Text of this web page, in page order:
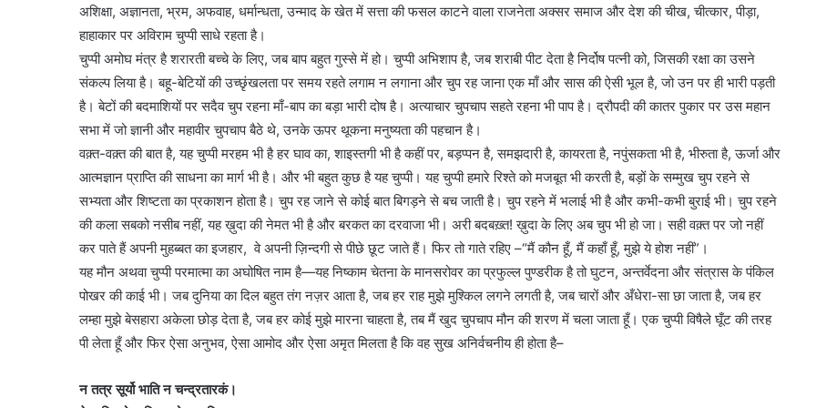
अशिक्षा, अज्ञानता, भ्रम, अफवाह, धर्मान्धता, उन्माद के खेत में सत्ता की फसल काटने वाला राजनेता अक्सर समाज और देश की चीख, चीत्कार, पीड़ा,
हाहाकार पर अविराम चुप्पी साधे रहता है।
चुप्पी अमोघ मंत्र है शरारती बच्चे के लिए, जब बाप बहुत गुस्से में हो। चुप्पी अभिशाप है, जब शराबी पीट देता है निर्दोष पत्नी को, जिसकी रक्षा का उसने
संकल्प लिया है। बहू-बेटियों की उच्छृंखलता पर समय रहते लगाम न लगाना और चुप रह जाना एक माँ और सास की ऐसी भूल है, जो उन पर ही भारी पड़ती
है। बेटों की बदमाशियों पर सदैव चुप रहना माँ-बाप का बड़ा भारी दोष है। अत्याचार चुपचाप सहते रहना भी पाप है। द्रौपदी की कातर पुकार पर उस महान
सभा में जो ज्ञानी और महावीर चुपचाप बैठे थे, उनके ऊपर थूकना मनुष्यता की पहचान है।
वक़्त-वक़्त की बात है, यह चुप्पी मरहम भी है हर घाव का, शाइस्तगी भी है कहीं पर, बड़प्पन है, समझदारी है, कायरता है, नपुंसकता भी है, भीरुता है, ऊर्जा और
आत्मज्ञान प्राप्ति की साधना का मार्ग भी है। और भी बहुत कुछ है यह चुप्पी। यह चुप्पी हमारे रिश्ते को मजबूत भी करती है, बड़ों के सम्मुख चुप रहने से
सभ्यता और शिष्टता का प्रकाशन होता है। चुप रह जाने से कोई बात बिगड़ने से बच जाती है। चुप रहने में भलाई भी है और कभी-कभी बुराई भी। चुप रहने
की कला सबको नसीब नहीं, यह ख़ुदा की नेमत भी है और बरकत का दरवाजा भी। अरी बदबख़्त! ख़ुदा के लिए अब चुप भी हो जा। सही वक़्त पर जो नहीं
कर पाते हैं अपनी मुहब्बत का इजहार, वे अपनी ज़िन्दगी से पीछे छूट जाते हैं। फिर तो गाते रहिए –“मैं कौन हूँ, मैं कहाँ हूँ, मुझे ये होश नहीं”।
यह मौन अथवा चुप्पी परमात्मा का अघोषित नाम है—यह निष्काम चेतना के मानसरोवर का प्रफुल्ल पुण्डरीक है तो घुटन, अन्तर्वेदना और संत्रास के पंकिल
पोखर की काई भी। जब दुनिया का दिल बहुत तंग नज़र आता है, जब हर राह मुझे मुश्किल लगने लगती है, जब चारों और अँधेरा-सा छा जाता है, जब हर
लम्हा मुझे बेसहारा अकेला छोड़ देता है, जब हर कोई मुझे मारना चाहता है, तब मैं खुद चुपचाप मौन की शरण में चला जाता हूँ। एक चुप्पी विषैले घूँट की तरह
पी लेता हूँ और फिर ऐसा अनुभव, ऐसा आमोद और ऐसा अमृत मिलता है कि वह सुख अनिर्वचनीय ही होता है–
न तत्र सूर्यो भाति न चन्द्रतारकं।
एकता का महाकुंभ
यात्रा का भव्य
भारत
छोड़ो
आंदोलन
की
नायिका
अरुणा
आसफ
अली
को
दिल्ली
कांग्रेस
का
नमन
1 week ago
भारत छोड़ो आंदोलन की नायिका अरुणा
आसफ अली को दिल्ली कांग्रेस का नमन
Leak
Bill
2026:
माफिया
पर
बड़ी
चोट,
लोकसभा
एंटी
पेपर
लीक
संशोधन
बिल
Anti Paper Leak Bill 2026: पेपर लीक
माफिया पर बड़ी चोट, लोकसभा से एंटी
पेपर लीक संशोधन बिल 2026 को मंजूरी